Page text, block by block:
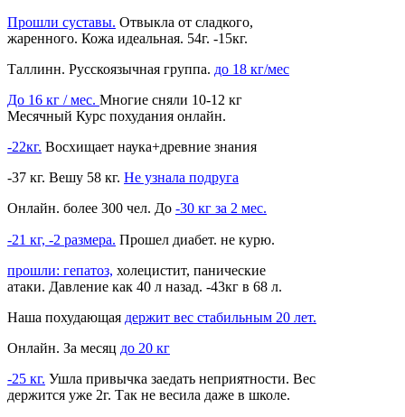
Прошли суставы. Отвыкла от сладкого,
жаренного. Кожа идеальная. 54г. -15кг.
Таллинн. Русскоязычная группа. до 18 кг/мес
До 16 кг / мес. Многие сняли 10-12 кг
Месячный Курс похудания онлайн.
-22кг. Восхищает наука+древние знания
-37 кг. Вешу 58 кг. Не узнала подруга
Онлайн. более 300 чел. До -30 кг за 2 мес.
-21 кг, -2 размера. Прошел диабет. не курю.
прошли: гепатоз, холецистит, панические
атаки. Давление как 40 л назад. -43кг в 68 л.
Наша похудающая держит вес стабильным 20 лет.
Онлайн. За месяц до 20 кг
-25 кг. Ушла привычка заедать неприятности. Вес
держится уже 2г. Так не весила даже в школе.